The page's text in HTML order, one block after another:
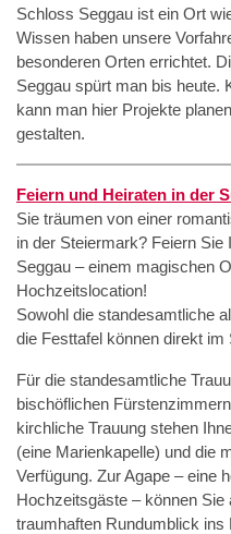
Schloss Seggau ist ein Ort
Wissen haben unsere
besonderen Orten errichtet.
Seggau spürt man bis heute.
kann man hier Projekte
gestalten.
Feiern und Heiraten in der
Sie träumen von einer
in der Steiermark? Feiern
Seggau – einem magischen
Hochzeitslocation!
Sowohl die standesamtliche
die Festtafel können direkt im
Für die standesamtliche
bischöflichen
kirchliche Trauung stehen
(eine Marienkapelle) und die
Verfügung. Zur Agape – eine
Hochzeitsgäste – können Sie
traumhaften Rundumblick ins